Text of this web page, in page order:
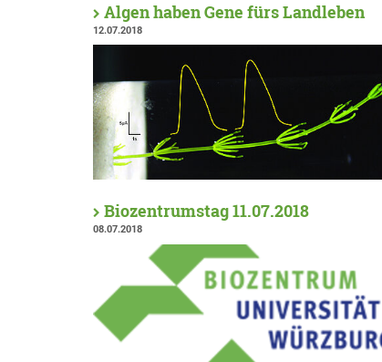
Algen haben Gene fürs Landleben
12.07.2018
Biozentrumstag 11.07.2018
08.07.2018